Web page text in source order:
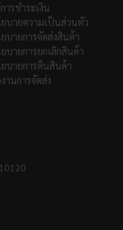
ารชำระเงิน
บายความเป็นส่วนตัว
บายการจัดส่งสินค้า
บายการยกเลิกสินค้า
บายการคืนสินค้า
านการจัดส่ง